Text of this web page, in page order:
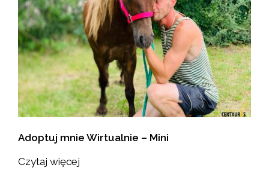
Adoptuj mnie Wirtualnie – Mini
Czytaj więcej